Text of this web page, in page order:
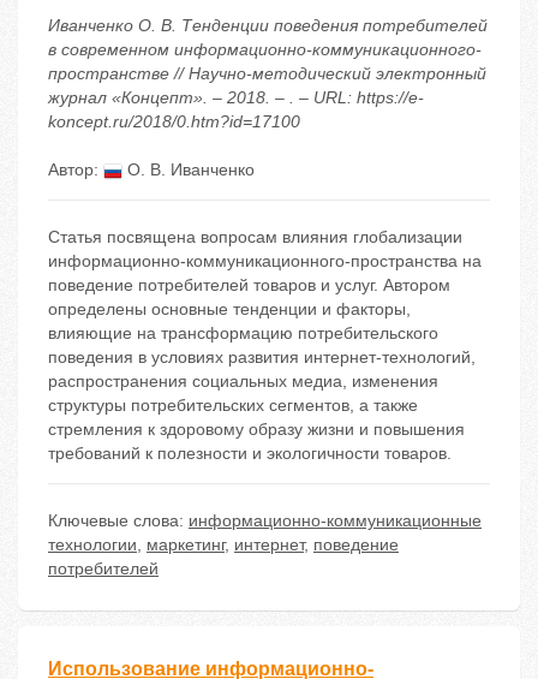
Иванченко О. В. Тенденции поведения потребителей
в современном информационно-коммуникационного-
пространстве // Научно-методический электронный
журнал «Концепт». – 2018. – . – URL: https://e-
koncept.ru/2018/0.htm?id=17100
Автор: О. В. Иванченко
Статья посвящена вопросам влияния глобализации
информационно-коммуникационного-пространства на
поведение потребителей товаров и услуг. Автором
определены основные тенденции и факторы,
влияющие на трансформацию потребительского
поведения в условиях развития интернет-технологий,
распространения социальных медиа, изменения
структуры потребительских сегментов, а также
стремления к здоровому образу жизни и повышения
требований к полезности и экологичности товаров.
Ключевые слова: информационно-коммуникационные
технологии, маркетинг, интернет, поведение
потребителей
Использование информационно-